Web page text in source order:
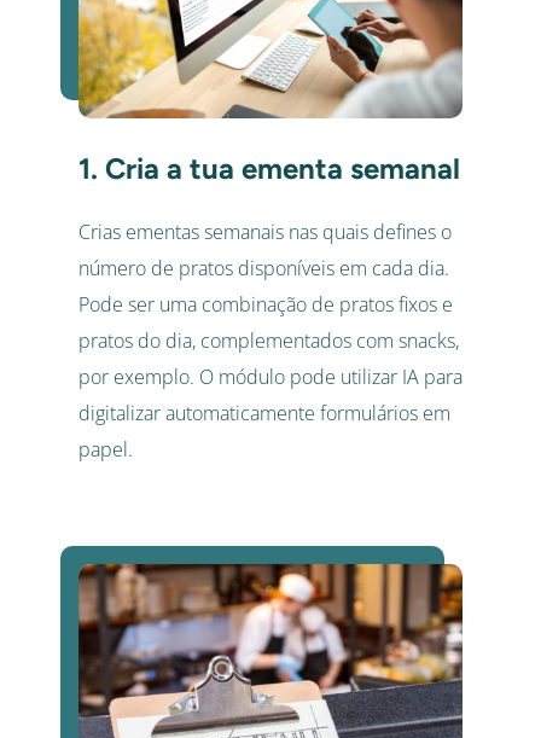
1. Cria a tua ementa semanal
Crias ementas semanais nas quais defines o
número de pratos disponíveis em cada dia.
Pode ser uma combinação de pratos fixos e
pratos do dia, complementados com snacks,
por exemplo. O módulo pode utilizar IA para
digitalizar automaticamente formulários em
papel.